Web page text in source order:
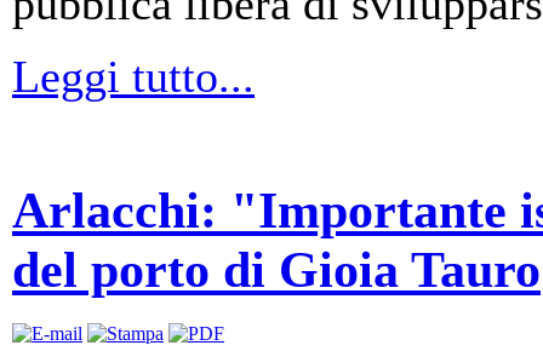
Leggi tutto...
Arlacchi: "Importante
del porto di Gioia Tauro